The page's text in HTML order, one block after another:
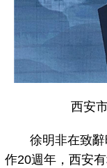
西安市
徐明非在致辭
作20週年，西安